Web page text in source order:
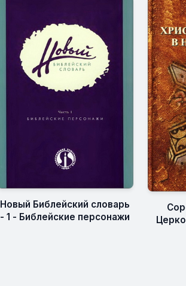
Новый Библейский словарь
- 1 - Библейские персонажи